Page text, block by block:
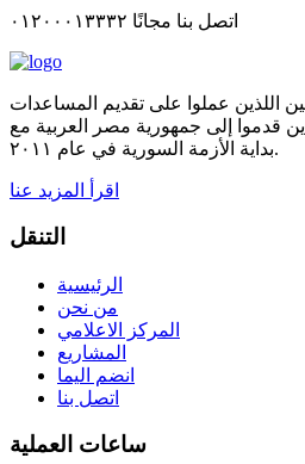
اتصل بنا مجانًا ٠١٢٠٠٠١٣٣٣٢
اللذين عملوا على تقديم المساعدات
قدموا إلى جمهورية مصر العربية مع
بداية الأزمة السورية في عام ٢٠١١.
اقرأ المزيد عنا
التنقل
الرئيسية
من نحن
المركز الاعلامي
المشاريع
انضم اليما
اتصل بنا
ساعات العملية